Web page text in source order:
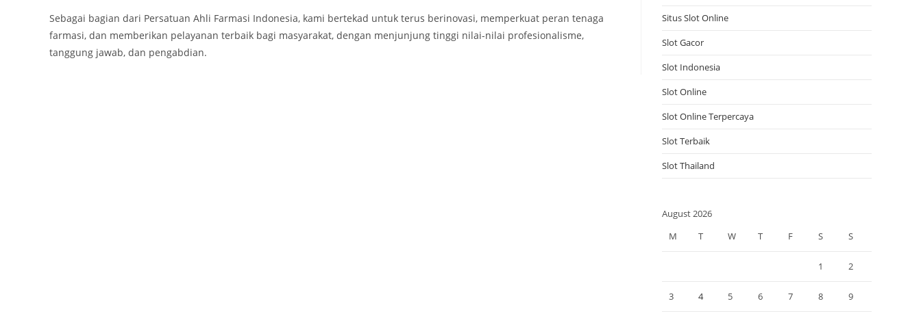
Sebagai bagian dari Persatuan Ahli Farmasi Indonesia, kami bertekad untuk terus berinovasi, memperkuat peran tenaga
farmasi, dan memberikan pelayanan terbaik bagi masyarakat, dengan menjunjung tinggi nilai-nilai profesionalisme,
tanggung jawab, dan pengabdian.
Situs Slot Online
Slot Gacor
Slot Indonesia
Slot Online
Slot Online Terpercaya
Slot Terbaik
Slot Thailand
August 2026
M
T W T F S S
1 2
3 4 5 6 7 8 9